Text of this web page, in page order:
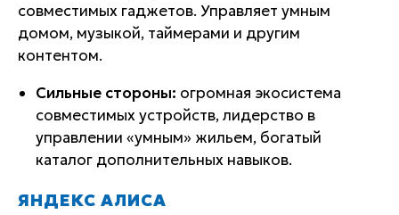
совместимых гаджетов. Управляет умным
домом, музыкой, таймерами и другим
контентом.
Сильные стороны: огромная экосистема
совместимых устройств, лидерство в
управлении «умным» жильем, богатый
каталог дополнительных навыков.
ЯНДЕКС АЛИСА